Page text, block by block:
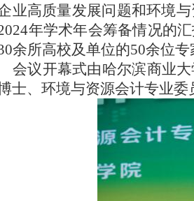
业高质量发展问题和环境
年学术年会筹备情况的
余所高校及单位的50余位专
会议开幕式由哈尔滨商业
士、环境与资源会计专业委